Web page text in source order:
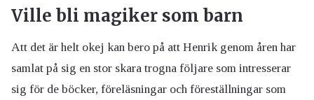
Ville bli magiker som barn
Att det är helt okej kan bero på att Henrik genom åren har
samlat på sig en stor skara trogna följare som intresserar
sig för de böcker, föreläsningar och föreställningar som